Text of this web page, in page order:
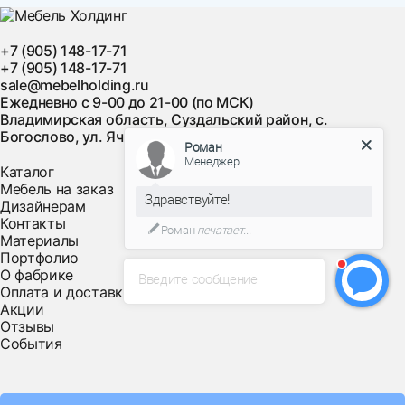
согласованию с клиентом.
Стоимость доставки товара в дневное время:
- зона 1 (от ТТК до мкада): +1500 руб.
- зона 2 (от ТТК до садового кольца): + 2250р
- зона 3 (садовое кольцо) : +3000р
График доставки товара в дневное время:
- понедельник с 21.00 до 23.00
- вторник с 8.00 до 16.00
- среда с 21.00 до 23.00
- четверг с 8.00 до 16.00
- пятница с 21.00 до 23.00
- суббота с 8.00 до 16.00.
которую они сами предпочтут , оформив самовывоз с
+7 (905) 148-17-71
+7 (905) 148-17-71
sale@mebelholding.ru
Ежедневно с 9-00 до 21-00 (по МСК)
Владимирская область, Суздальский район, с.
Богослово, ул. Ячменная, д. 10
Каталог
Мебель на заказ
Дизайнерам
Контакты
Материалы
Портфолио
О фабрике
Оплата и доставка
Акции
Отзывы
События
Введите сообщение
Роман
Менеджер
Здравствуйте!
Романпечатает...